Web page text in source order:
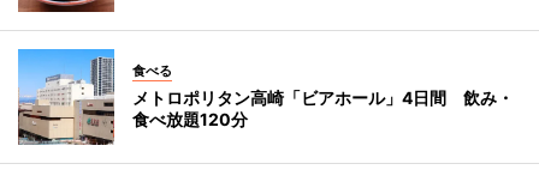
食べる
メトロポリタン高崎「ビアホール」4日間 飲み・
食べ放題120分